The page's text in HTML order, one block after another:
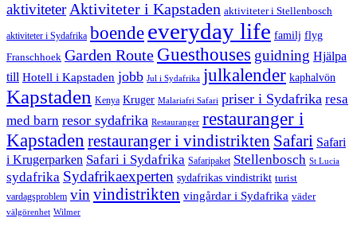
aktiviteterAktiviteter i Kapstaden aktiviteter i Stellenbosch
aktiviteter i Sydafrika boende everyday life familj flyg
Franschhoek Garden Route Guesthouses guidning Hjälpa
till Hotell i Kapstaden jobb Jul i Sydafrika julkalender kaphalvön
Kapstaden Kenya Kruger Malariafri Safari priser i Sydafrika resa
med barn resor sydafrika Restauranger restauranger i
Kapstaden restauranger i vindistrikten Safari Safari
i Krugerparken Safari i Sydafrika Safaripaket Stellenbosch St Lucia
sydafrika Sydafrikaexperten sydafrikas vindistrikt turist
vardagsproblem vinvindistrikten vingårdar i Sydafrika väder
välgörenhet Wilmer